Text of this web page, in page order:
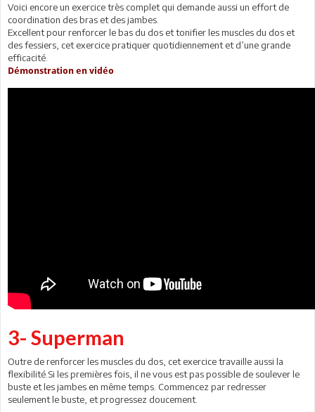
Voici encore un exercice très complet qui demande aussi un effort de
coordination des bras et des jambes.
Excellent pour renforcer le bas du dos et tonifier les muscles du dos et
des fessiers, cet exercice pratiquer quotidiennement et d’une grande
efficacité.
Démonstration en vidéo
3- Superman
Outre de renforcer les muscles du dos, cet exercice travaille aussi la
flexibilité.Si les premières fois, il ne vous est pas possible de soulever le
buste et les jambes en même temps. Commencez par redresser
seulement le buste, et progressez doucement.